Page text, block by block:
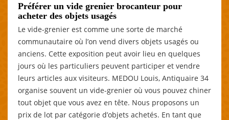
Préférer un vide grenier brocanteur pour
acheter des objets usagés
Le vide-grenier est comme une sorte de marché
communautaire où l’on vend divers objets usagés ou
anciens. Cette exposition peut avoir lieu en quelques
jours où les particuliers peuvent participer et vendre
leurs articles aux visiteurs. MEDOU Louis, Antiquaire 34
organise souvent un vide-grenier où vous pouvez chiner
tout objet que vous avez en tête. Nous proposons un
prix de lot par catégorie d’objets achetés. En tant que